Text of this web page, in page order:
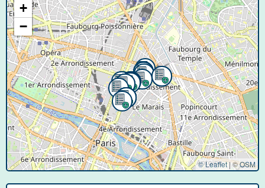
+
−
© Leaflet |©OSM